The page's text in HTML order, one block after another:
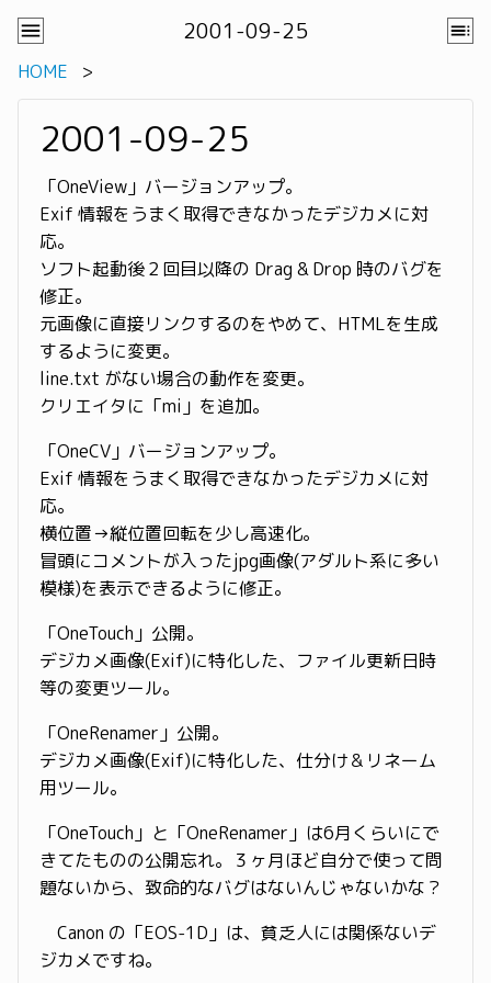
2001-09-25
HOME
2001-09-25
「OneView」バージョンアップ。
Exif 情報をうまく取得できなかったデジカメに対
応。
ソフト起動後２回目以降の Drag & Drop 時のバグを
修正。
元画像に直接リンクするのをやめて、HTMLを生成
するように変更。
line.txt がない場合の動作を変更。
クリエイタに「mi」を追加。
「OneCV」バージョンアップ。
Exif 情報をうまく取得できなかったデジカメに対
応。
横位置→縦位置回転を少し高速化。
冒頭にコメントが入ったjpg画像(アダルト系に多い
模様)を表示できるように修正。
「OneTouch」公開。
デジカメ画像(Exif)に特化した、ファイル更新日時
等の変更ツール。
「OneRenamer」公開。
デジカメ画像(Exif)に特化した、仕分け＆リネーム
用ツール。
「OneTouch」と「OneRenamer」は6月くらいにで
きてたものの公開忘れ。３ヶ月ほど自分で使って問
題ないから、致命的なバグはないんじゃないかな？
Canon の「EOS-1D」は、貧乏人には関係ないデ
ジカメですね。